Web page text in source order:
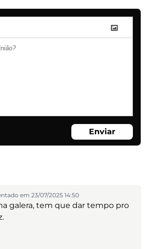
Enviar
em 23/07/2025 14:50
galera, tem que dar tempo pro